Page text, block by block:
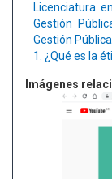
Licenciatura
Gestión
Gestión Pública
1. ¿Qué es la
Imágenes